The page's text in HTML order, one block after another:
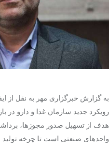
تک کده
پایگاه خبری آبان
به گزارش خبرگزاری مهر به نقل از
رویکرد جدید سازمان غذا و دارو در
هدف از تسهیل صدور مجوزها،
واحدهای صنعتی است تا چرخه